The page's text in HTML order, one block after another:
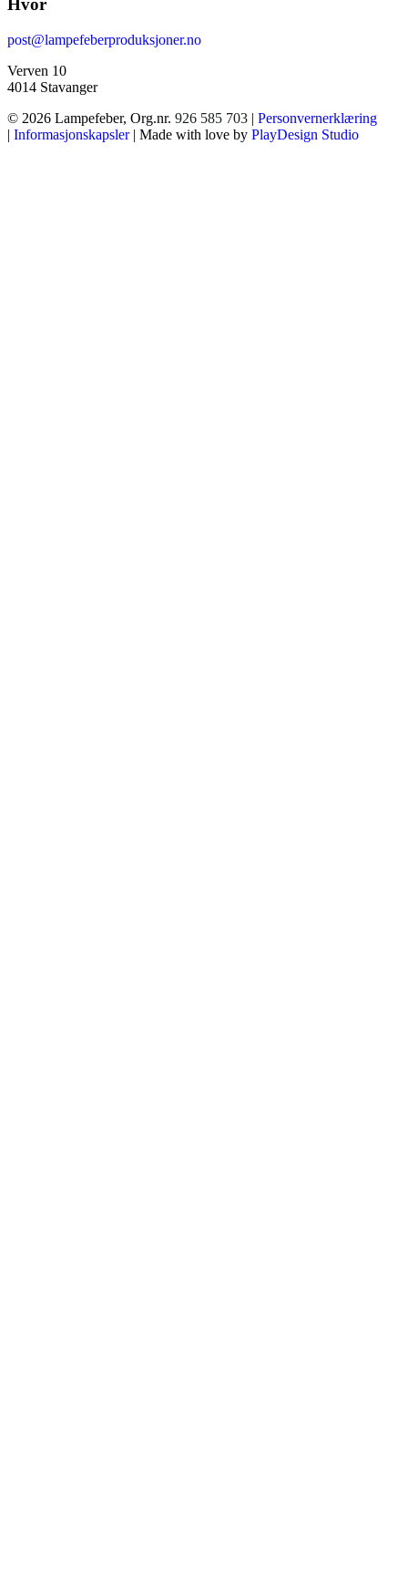
Hvor
post@lampefeberproduksjoner.no
Verven 10
4014 Stavanger
© 2026 Lampefeber, Org.nr. 926 585 703 | Personvernerklæring
| Informasjonskapsler| Made with love by PlayDesign Studio